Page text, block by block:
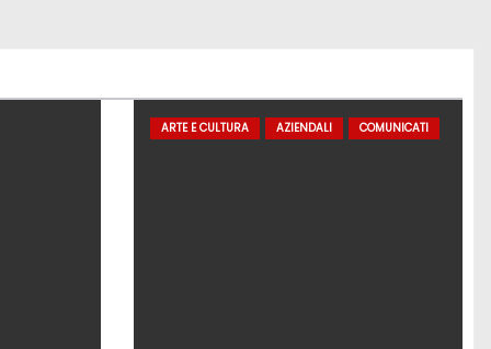
ARTE E CULTURA AZIENDALI COMUNICATI